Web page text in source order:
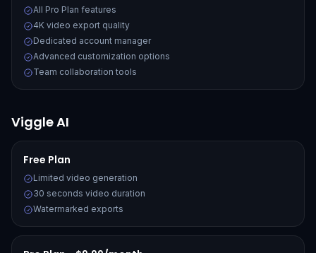
All Pro Plan features
4K video export quality
Dedicated account manager
Advanced customization options
Team collaboration tools
Viggle AI
Free Plan
Limited video generation
30 seconds video duration
Watermarked exports